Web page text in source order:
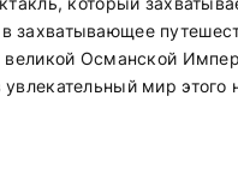
захватывающее
великой Османской
мир этого